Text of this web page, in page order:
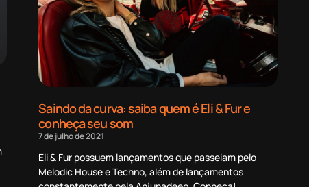
Saindo da curva: saiba quem é Eli & Fur e
conheça seu som
7 de julho de 2021
Eli & Fur possuem lançamentos que passeiam pelo
Melodic House e Techno, além de lançamentos